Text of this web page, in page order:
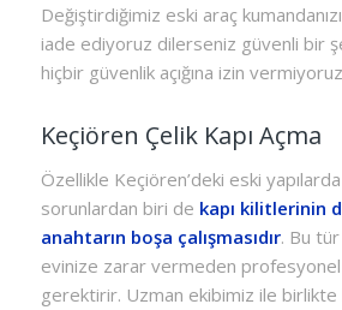
Değiştirdiğimiz eski araç
iade ediyoruz dilerseniz güvenli bir
hiçbir güvenlik açığına izin
Keçiören Çelik Kapı Açma
Özellikle Keçiören’deki eski yapılarda
sorunlardan biri de kapı kilitlerinin
anahtarın boşa çalışmasıdır. Bu tür
evinize zarar vermeden
gerektirir. Uzman ekibimiz ile birlikte